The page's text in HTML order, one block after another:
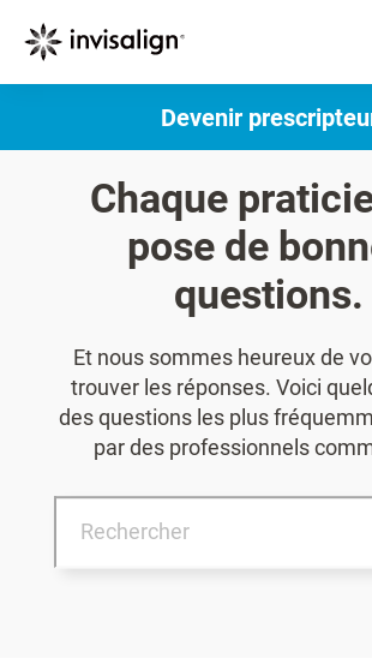
Devenir
Chaque
pose de
questions.
Et nous sommes heureux de
trouver les réponses. Voici
des questions les plus
par des professionnels